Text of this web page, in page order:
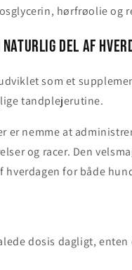
hørfrøolie og
del af
som et
tandplejerutine.
er nemme at
og racer. Den
for både
dosis dagligt,